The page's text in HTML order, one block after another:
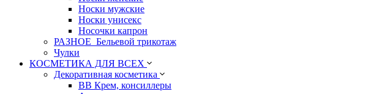
Носки мужские
Носки унисекс
Носочки капрон
РАЗНОЕ_Бельевой трикотаж
Чулки
КОСМЕТИКА ДЛЯ ВСЕХ
Декоративная косметика
BB Крем, консиллеры